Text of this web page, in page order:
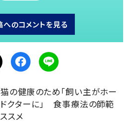
へのコメントを見る
の健康のため「飼い主がホー
クターに」 食事療法の師範
スメ